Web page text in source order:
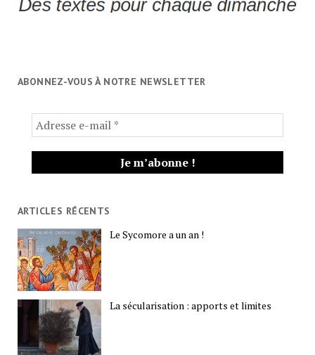
ABONNEZ-VOUS À NOTRE NEWSLETTER
ARTICLES RÉCENTS
Le Sycomore a un an !
La sécularisation : apports et limites